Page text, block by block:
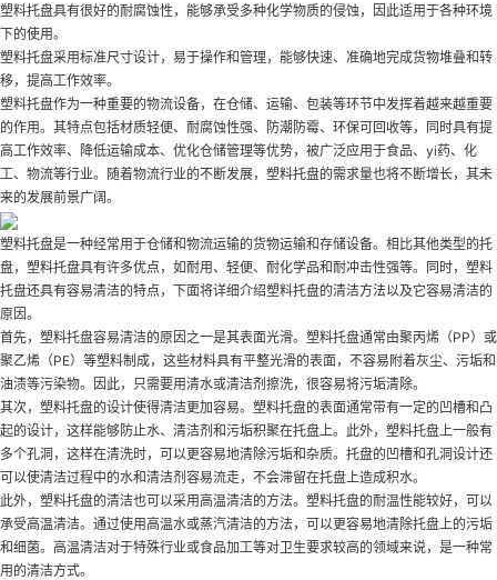
塑料托盘具有很好的耐腐蚀性，能够承受多种化学物质的侵蚀，因此适用于各种环境
下的使用。
塑料托盘采用标准尺寸设计，易于操作和管理，能够快速、准确地完成货物堆叠和转
移，提高工作效率。
塑料托盘作为一种重要的物流设备，在仓储、运输、包装等环节中发挥着越来越重要
的作用。其特点包括材质轻便、耐腐蚀性强、防潮防霉、环保可回收等，同时具有提
高工作效率、降低运输成本、优化仓储管理等优势，被广泛应用于食品、yi药、化
工、物流等行业。随着物流行业的不断发展，塑料托盘的需求量也将不断增长，其未
来的发展前景广阔。
塑料托盘是一种经常用于仓储和物流运输的货物运输和存储设备。相比其他类型的托
盘，塑料托盘具有许多优点，如耐用、轻便、耐化学品和耐冲击性强等。同时，塑料
托盘还具有容易清洁的特点，下面将详细介绍塑料托盘的清洁方法以及它容易清洁的
原因。
首先，塑料托盘容易清洁的原因之一是其表面光滑。塑料托盘通常由聚丙烯（PP）或
聚乙烯（PE）等塑料制成，这些材料具有平整光滑的表面，不容易附着灰尘、污垢和
油渍等污染物。因此，只需要用清水或清洁剂擦洗，很容易将污垢清除。
其次，塑料托盘的设计使得清洁更加容易。塑料托盘的表面通常带有一定的凹槽和凸
起的设计，这样能够防止水、清洁剂和污垢积聚在托盘上。此外，塑料托盘上一般有
多个孔洞，这样在清洗时，可以更容易地清除污垢和杂质。托盘的凹槽和孔洞设计还
可以使清洁过程中的水和清洁剂容易流走，不会滞留在托盘上造成积水。
此外，塑料托盘的清洁也可以采用高温清洁的方法。塑料托盘的耐温性能较好，可以
承受高温清洁。通过使用高温水或蒸汽清洁的方法，可以更容易地清除托盘上的污垢
和细菌。高温清洁对于特殊行业或食品加工等对卫生要求较高的领域来说，是一种常
用的清洁方式。